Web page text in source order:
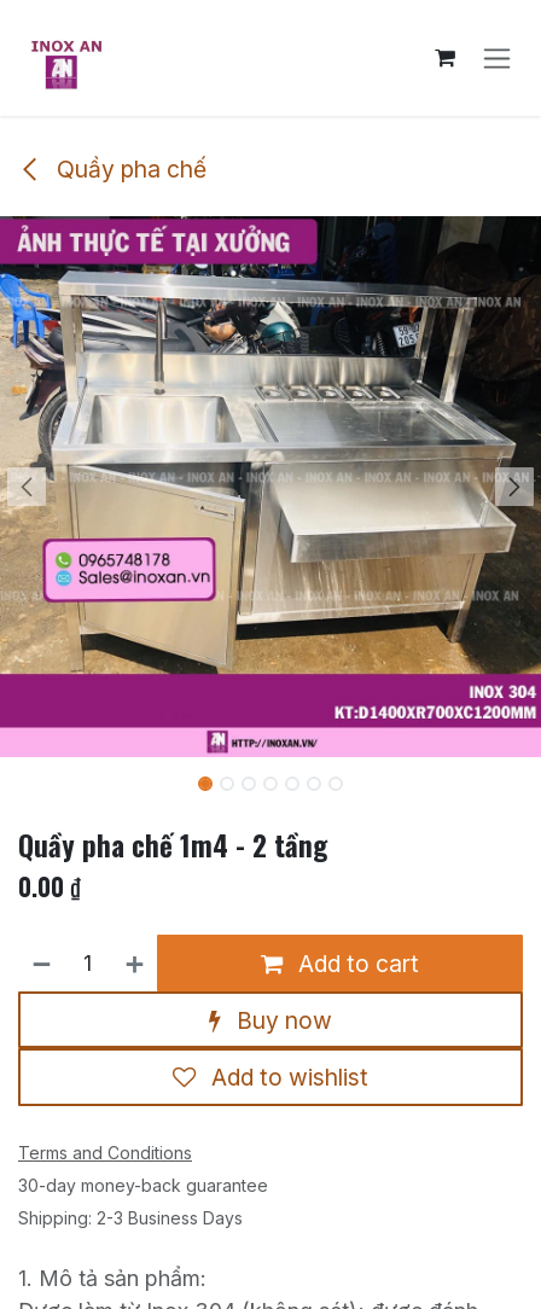
Quầy pha chế
Quầy pha chế 1m4 - 2 tầng
0.00 ₫
Add to cart
Buy now
Add to wishlist
Terms and Conditions
30-day money-back guarantee
Shipping: 2-3 Business Days
1. Mô tả sản phẩm: